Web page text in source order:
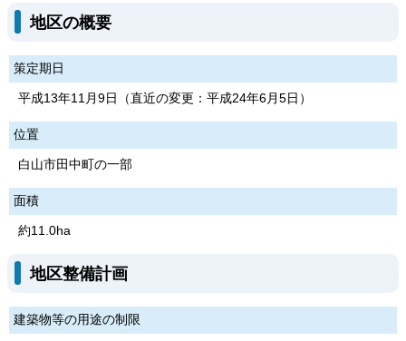
地区の概要
策定期日
平成13年11月9日（直近の変更：平成24年6月5日）
位置
白山市田中町の一部
面積
約11.0ha
地区整備計画
建築物等の用途の制限